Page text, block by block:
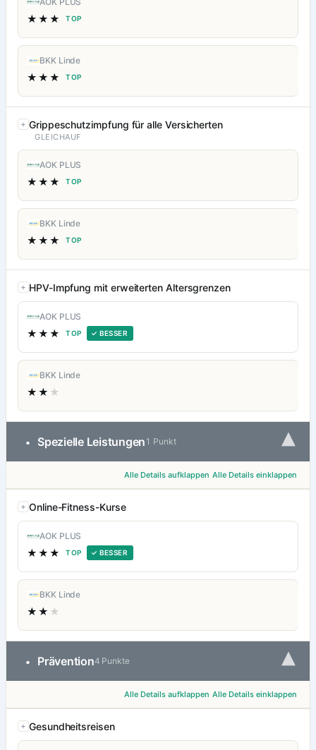
★★★ TOP
BKK Linde
★★★ TOP
Grippeschutzimpfung für alle Versicherten
GLEICHAUF
AOK PLUS
★★★ TOP
BKK Linde
★★★ TOP
HPV-Impfung mit erweiterten Altersgrenzen
AOK PLUS
★★★ TOP ✓ BESSER
BKK Linde
★★ ★
• Spezielle Leistungen 1 Punkt ▾
Alle Details aufklappen Alle Details einklappen
Online-Fitness-Kurse
AOK PLUS
★★★ TOP ✓ BESSER
BKK Linde
★★ ★
• Prävention4 Punkte ▾
Alle Details aufklappen Alle Details einklappen
Gesundheitsreisen